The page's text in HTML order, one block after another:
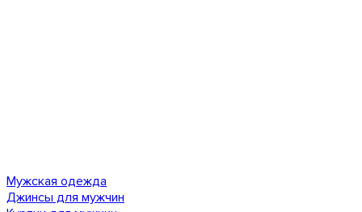
Мужская одежда
Джинсы для мужчин